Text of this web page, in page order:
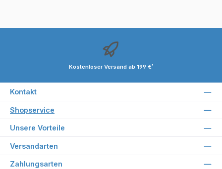
Kostenloser Versand ab 199 €¹
Kontakt
Shopservice
Unsere Vorteile
Versandarten
Zahlungsarten